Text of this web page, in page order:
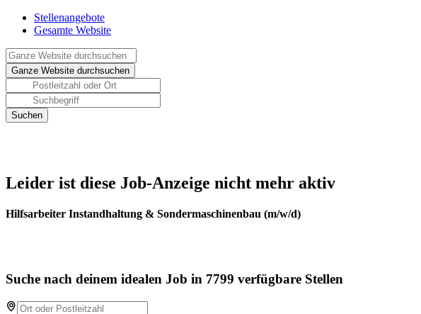
Stellenangebote
Gesamte Website
Leider ist diese Job-Anzeige nicht mehr aktiv
Hilfsarbeiter Instandhaltung & Sondermaschinenbau (m/w/d)
Suche nach deinem idealen Job in 7799 verfügbare Stellen